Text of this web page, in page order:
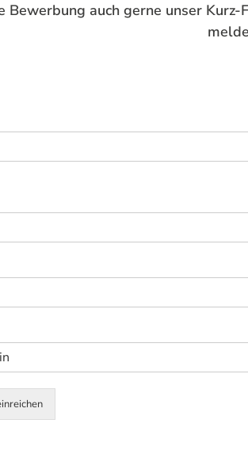
Bewerbung auch gerne unser